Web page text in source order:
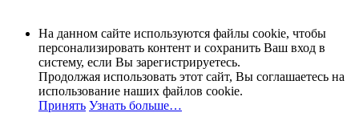
На данном сайте используются файлы cookie, чтобы
персонализировать контент и сохранить Ваш вход в
систему, если Вы зарегистрируетесь.
Продолжая использовать этот сайт, Вы соглашаетесь на
использование наших файлов cookie.
Принять Узнать больше…